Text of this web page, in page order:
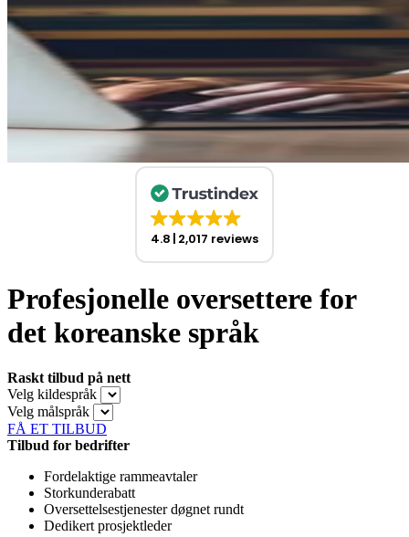
4.8 2,017 reviews
Profesjonelle oversettere for
det koreanske språk
Raskt tilbud på nett
Velg kildespråk
Velg målspråk
FÅ ET TILBUD
Tilbud for bedrifter
Fordelaktige rammeavtaler
Storkunderabatt
Oversettelsestjenester døgnet rundt
Dedikert prosjektleder